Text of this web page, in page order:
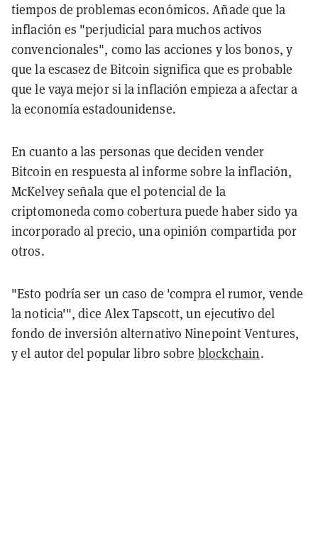
tiempos de problemas económicos. Añade que la
inflación es "perjudicial para muchos activos
convencionales", como las acciones y los bonos, y
que la escasez de Bitcoin significa que es probable
que le vaya mejor si la inflación empieza a afectar a
la economía estadounidense.
En cuanto a las personas que deciden vender
Bitcoin en respuesta al informe sobre la inflación,
McKelvey señala que el potencial de la
criptomoneda como cobertura puede haber sido ya
incorporado al precio, una opinión compartida por
otros.
"Esto podría ser un caso de 'compra el rumor, vende
la noticia'", dice Alex Tapscott, un ejecutivo del
fondo de inversión alternativo Ninepoint Ventures,
y el autor del popular libro sobre blockchain.